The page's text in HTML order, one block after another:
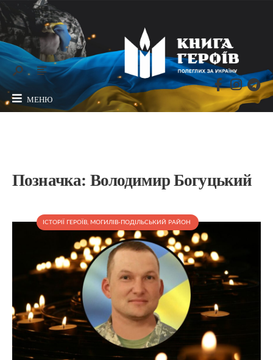
МЕНЮ
Позначка: Володимир Богуцький
ІСТОРІЇ ГЕРОЇВ, МОГИЛІВ-ПОДІЛЬСЬКИЙ РАЙОН